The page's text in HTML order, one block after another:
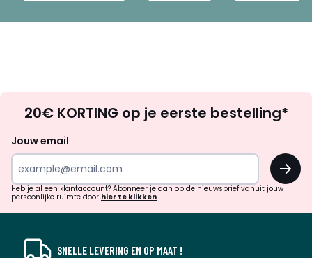
zoek
inspiratie
verrassingen?
20€ KORTING op je eerste bestelling*
Jouw email
OK
Heb je al een klantaccount? Abonneer je dan op de nieuwsbrief vanuit jouw
persoonlijke ruimte door hier te klikken
SNELLE LEVERING EN OP MAAT !